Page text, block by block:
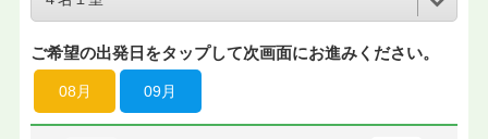
ご希望の出発日をタップして次画面にお進みください。
08月 09月